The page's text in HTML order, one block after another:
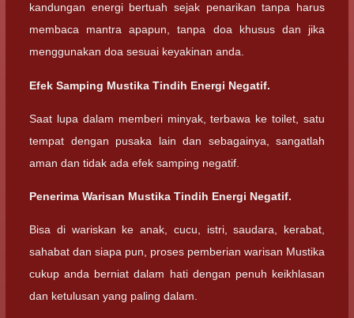
kandungan energi bertuah sejak penarikan tanpa harus
membaca mantra apapun, tanpa doa khusus dan jika
menggunakan doa sesuai keyakinan anda.
Efek Samping Mustika Tindih Energi Negatif.
Saat lupa dalam memberi minyak, terbawa ke toilet, satu
tempat dengan pusaka lain dan sebagainya, sangatlah
aman dan tidak ada efek samping negatif.
Penerima Warisan Mustika Tindih Energi Negatif.
Bisa di wariskan ke anak, cucu, istri, saudara, kerabat,
sahabat dan siapa pun, proses pemberian warisan Mustika
cukup anda berniat dalam hati dengan penuh keikhlasan
dan ketulusan yang paling dalam.